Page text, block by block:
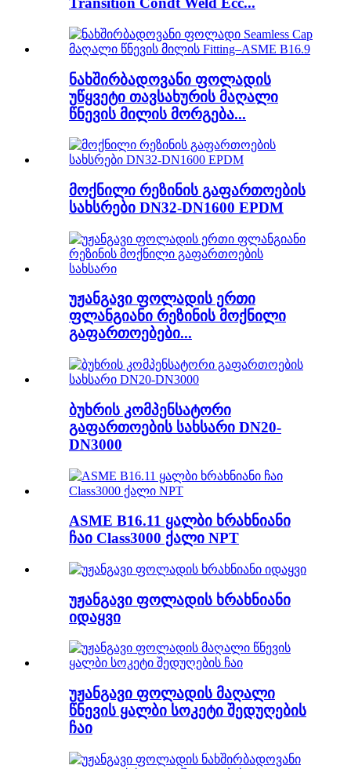
ნახშირბადოვანი ფოლადის
უწყვეტი თავსახურის მაღალი
წნევის მილის მორგება...
მოქნილი რეზინის გაფართოების
სახსრები DN32-DN1600 EPDM
უჟანგავი ფოლადის ერთი
ფლანგიანი რეზინის მოქნილი
გაფართოებები...
ბუხრის კომპენსატორი
გაფართოების სახსარი DN20-
DN3000
ASME B16.11 ყალბი ხრახნიანი
ჩაი Class3000 ქალი NPT
უჟანგავი ფოლადის ხრახნიანი
იდაყვი
უჟანგავი ფოლადის მაღალი
წნევის ყალბი სოკეტი შედუღების
ჩაი